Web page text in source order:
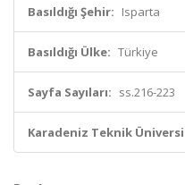
Basıldığı Şehir: Isparta
Basıldığı Ülke: Türkiye
Sayfa Sayıları: ss.216-223
Karadeniz Teknik